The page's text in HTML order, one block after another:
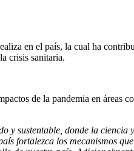
en el país, la cual ha
crisis sanitaria.
de la pandemia en áreas
sustentable, donde la
fortalezca los mecanismos